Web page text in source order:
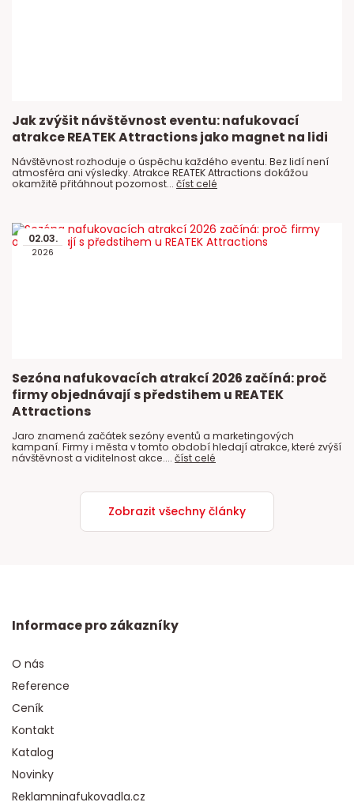
Jak zvýšit návštěvnost eventu: nafukovací
atrakce REATEK Attractions jako magnet na lidi
Návštěvnost rozhoduje o úspěchu každého eventu. Bez lidí není
atmosféra ani výsledky. Atrakce REATEK Attractions dokážou
okamžitě přitáhnout pozornost... číst celé
02.03.
2026
Sezóna nafukovacích atrakcí 2026 začíná: proč
firmy objednávají s předstihem u REATEK
Attractions
Jaro znamená začátek sezóny eventů a marketingových
kampaní. Firmy i města v tomto období hledají atrakce, které zvýší
návštěvnost a viditelnost akce.... číst celé
Zobrazit všechny články
Informace pro zákazníky
O nás
Reference
Ceník
Kontakt
Katalog
Novinky
Reklamninafukovadla.cz